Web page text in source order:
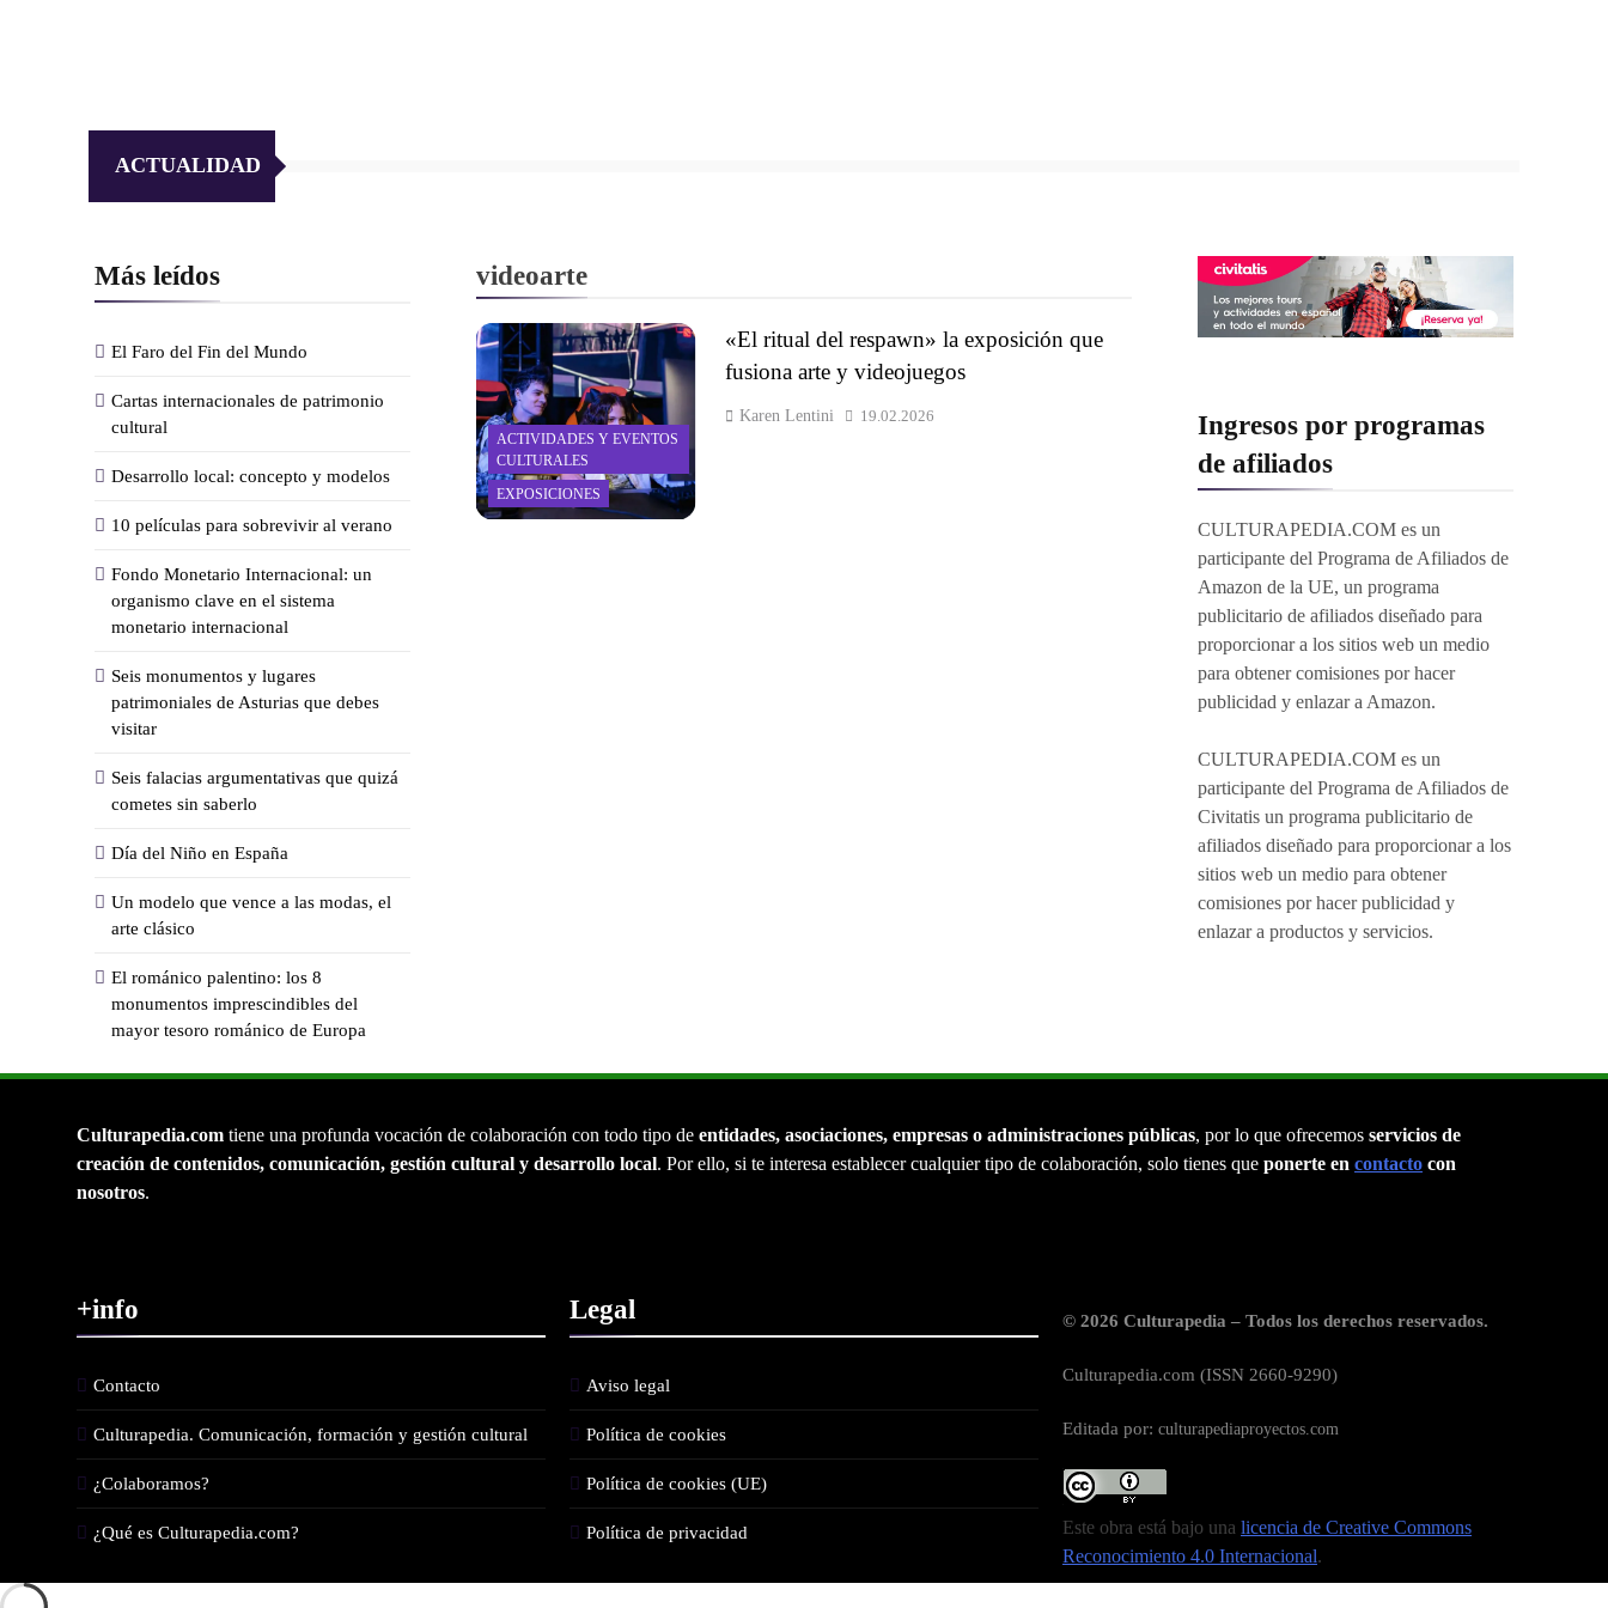
ACTUALIDAD
Más leídos
El Faro del Fin del Mundo
Cartas internacionales de patrimonio
cultural
Desarrollo local: concepto y modelos
10 películas para sobrevivir al verano
Fondo Monetario Internacional: un
organismo clave en el sistema
monetario internacional
Seis monumentos y lugares
patrimoniales de Asturias que debes
visitar
Seis falacias argumentativas que quizá
cometes sin saberlo
Día del Niño en España
Un modelo que vence a las modas, el
arte clásico
El románico palentino: los 8
monumentos imprescindibles del
mayor tesoro románico de Europa
videoarte
ACTIVIDADES Y EVENTOS
CULTURALES
EXPOSICIONES
«El ritual del respawn» la exposición que
fusiona arte y videojuegos
Karen Lentini 19.02.2026
Ingresos por programas
de afiliados
CULTURAPEDIA.COM es un
participante del Programa de Afiliados de
Amazon de la UE, un programa
publicitario de afiliados diseñado para
proporcionar a los sitios web un medio
para obtener comisiones por hacer
publicidad y enlazar a Amazon.
CULTURAPEDIA.COM es un
participante del Programa de Afiliados de
Civitatis un programa publicitario de
afiliados diseñado para proporcionar a los
sitios web un medio para obtener
comisiones por hacer publicidad y
enlazar a productos y servicios.
Culturapedia.com tiene una profunda vocación de colaboración con todo tipo de entidades, asociaciones, empresas o administraciones públicas, por lo que ofrecemos servicios de
creación de contenidos, comunicación, gestión cultural y desarrollo local. Por ello, si te interesa establecer cualquier tipo de colaboración, solo tienes que ponerte en contacto con
nosotros.
+info
Contacto
Culturapedia. Comunicación, formación y gestión cultural
¿Colaboramos?
¿Qué es Culturapedia.com?
Legal
Aviso legal
Política de cookies
Política de cookies (UE)
Política de privacidad
© 2026 Culturapedia – Todos los derechos reservados.
Culturapedia.com (ISSN 2660-9290)
Editada por: culturapediaproyectos.com
Este obra está bajo una licencia de Creative Commons
Reconocimiento 4.0 Internacional.